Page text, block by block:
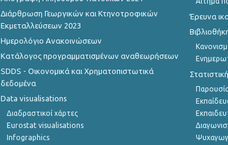
Διάρθρωση Γεωργικών και Κτηνοτροφικών
Εκμεταλλεύσεων 2023
Ημερολόγιο Ανακοινώσεων
Κατάλογος προγραμματισμένων αναθεωρήσεων
SDDS - Οικονομικά και Χρηματοπιστωτικά
δεδομένα
Data visualisations
Διαδραστικοί χάρτες
Eurostat visualisations
Infographics
Έρευνα